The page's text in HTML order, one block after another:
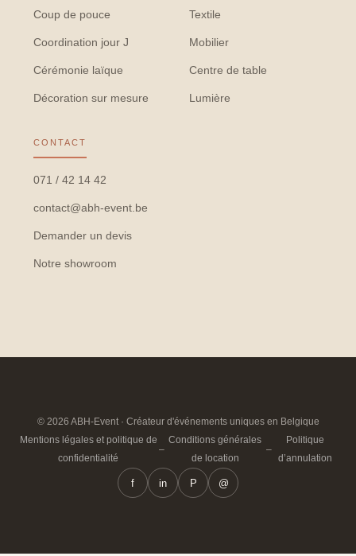
Coup de pouce
Coordination jour J
Cérémonie laïque
Décoration sur mesure
Textile
Mobilier
Centre de table
Lumière
CONTACT
071 / 42 14 42
contact@abh-event.be
Demander un devis
Notre showroom
© 2026 ABH-Event · Créateur d'événements uniques en Belgique
Mentions légales et politique de
confidentialité
–
Conditions générales
de location
–
Politique
d’annulation
f in P @